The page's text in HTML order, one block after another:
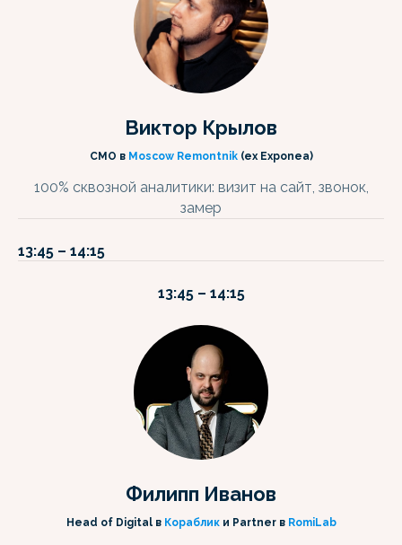
Виктор Крылов
CMO в Moscow Remontnik(ex Exponea)
100% сквозной аналитики: визит на сайт, звонок,
замер
13:45 – 14:15
13:45 – 14:15
Филипп Иванов
Head of Digital в Кораблики Partner в RomiLab